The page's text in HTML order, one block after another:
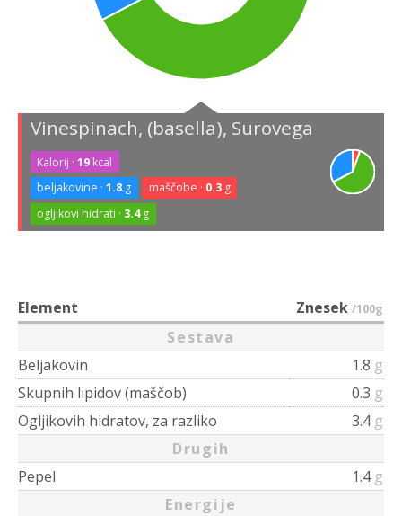
Vinespinach, (basella), Surovega
Kalorij ·19 kcal
beljakovine ·1.8 g maščobe · 0.3g
ogljikovi hidrati · 3.4g
Element Znesek /100g
Sestava
Beljakovin
1.8 g
Skupnih lipidov (maščob)
0.3 g
Ogljikovih hidratov, za razliko
3.4 g
Drugih
Pepel
1.4 g
Energije